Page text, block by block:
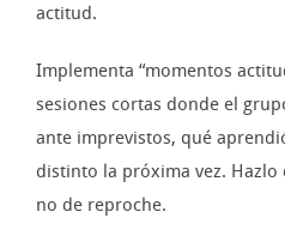
actitud.
Implementa “momentos
sesiones cortas donde el
ante imprevistos, qué
distinto la próxima vez.
no de reproche.